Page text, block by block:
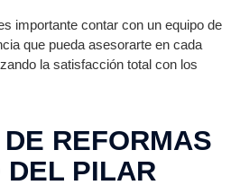
importante contar con un equipo de
que pueda asesorarte en cada
la satisfacción total con los
REFORMAS
DEL PILAR